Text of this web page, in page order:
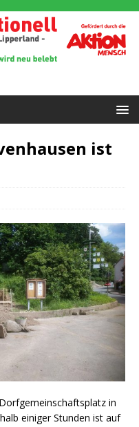
ist
in
einiger Stunden ist auf